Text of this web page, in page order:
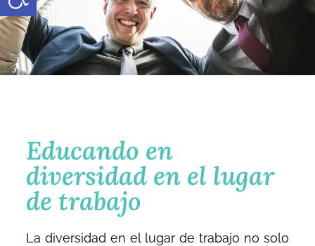
Educando en
diversidad en el lugar
de trabajo
La diversidad en el lugar de trabajo no solo